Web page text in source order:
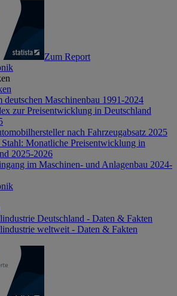
Zum Report
deutschen Maschinenbau 1991-2024
zur Preisentwicklung in Deutschland
nach Fahrzeugabsatz 2025
Monatliche Preisentwicklung in
2025-2026
im Maschinen- und Anlagenbau 2024-
Deutschland - Daten & Fakten
weltweit - Daten & Fakten